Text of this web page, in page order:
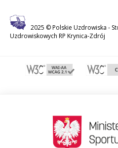
2025 © Polskie Uzdrowiska -
Uzdrowiskowych RP Krynica-Zdrój